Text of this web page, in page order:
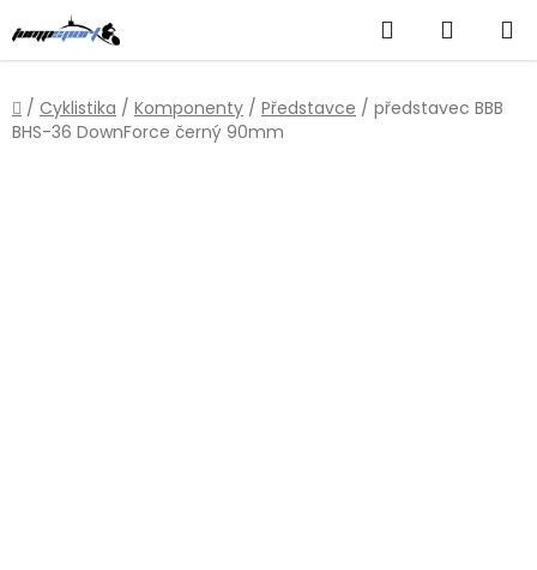
na
obsah
Hledat
KOŠÍK
Domů
/ Cyklistika / Komponenty / Představce / představec BBB
BHS-36 DownForce černý 90mm